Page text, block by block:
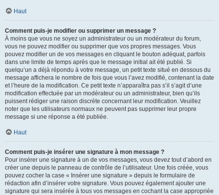
Haut
Comment puis-je modifier ou supprimer un message ?
À moins que vous ne soyez un administrateur ou un modérateur du forum,
vous ne pouvez modifier ou supprimer que vos propres messages. Vous
pouvez modifier un de vos messages en cliquant le bouton adéquat, parfois
dans une limite de temps après que le message initial ait été publié. Si
quelqu’un a déjà répondu à votre message, un petit texte situé en dessous du
message affichera le nombre de fois que vous l’avez modifié, contenant la date
et l’heure de la modification. Ce petit texte n’apparaîtra pas s’il s’agit d’une
modification effectuée par un modérateur ou un administrateur, bien qu’ils
puissent rédiger une raison discrète concernant leur modification. Veuillez
noter que les utilisateurs normaux ne peuvent pas supprimer leur propre
message si une réponse a été publiée.
Haut
Comment puis-je insérer une signature à mon message ?
Pour insérer une signature à un de vos messages, vous devez tout d’abord en
créer une depuis le panneau de contrôle de l’utilisateur. Une fois créée, vous
pouvez cocher la case « Insérer une signature » depuis le formulaire de
rédaction afin d’insérer votre signature. Vous pouvez également ajouter une
signature qui sera insérée à tous vos messages en cochant la case appropriée